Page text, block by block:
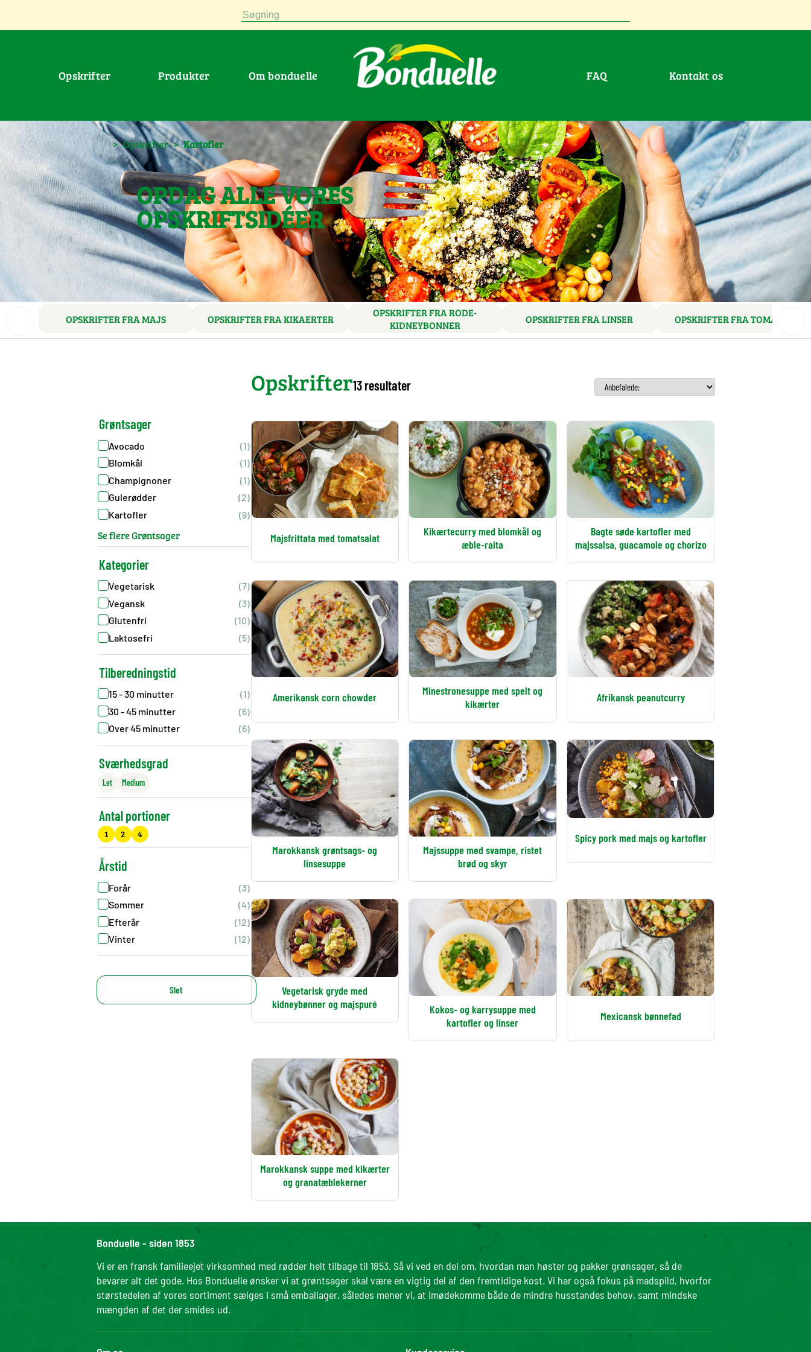
Søgning
Opskrifter Produkter Om bonduelle FAQ Kontakt os
> Opskrifter > Kartofler
OPDAG ALLE VORES
OPSKRIFTSIDÉER
OPSKRIFTER FRA MAJS OPSKRIFTER FRA KIKAERTER
OPSKRIFTER FRA RODE-
KIDNEYBONNER
OPSKRIFTER FRA LINSER OPSKRIFTER FRA TOMATER
Opskrifter13 resultater
Grøntsager
Avocado
(1)
Blomkål
(1)
Champignoner
(1)
Gulerødder
(2)
Kartofler
(9)
Se flere Grøntsager
Kategorier
Vegetarisk
(7)
Vegansk
(3)
Glutenfri
(10)
Laktosefri
(5)
Tilberedningstid
15 - 30 minutter
(1)
30 - 45 minutter
(6)
Over 45 minutter
(6)
Sværhedsgrad
Let Medium
Antal portioner
1 2 4
Årstid
Forår
(3)
Sommer
(4)
Efterår
(12)
Vinter
(12)
Slet
Majsfrittata med tomatsalat
Kikærtecurry med blomkål og
æble-raita
Bagte søde kartofler med
majssalsa, guacamole og chorizo
Amerikansk corn chowder
Minestronesuppe med spelt og
kikærter
Afrikansk peanutcurry
Marokkansk grøntsags- og
linsesuppe
Majssuppe med svampe, ristet
brød og skyr
Spicy pork med majs og kartofler
Vegetarisk gryde med
kidneybønner og majspuré
Kokos- og karrysuppe med
kartofler og linser
Mexicansk bønnefad
Marokkansk suppe med kikærter
og granatæblekerner
Bonduelle - siden 1853
Vi er en fransk familieejet virksomhed med rødder helt tilbage til 1853. Så vi ved en del om, hvordan man høster og pakker grønsager, så de
bevarer alt det gode. Hos Bonduelle ønsker vi at grøntsager skal være en vigtig del af den fremtidige kost. Vi har også fokus på madspild, hvorfor
størstedelen af vores sortiment sælges i små emballager, således mener vi, at imødekomme både de mindre husstandes behov, samt mindske
mængden af det der smides ud.